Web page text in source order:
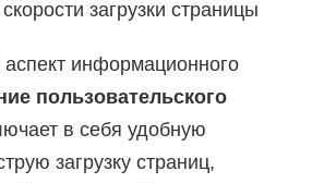
загрузки страницы
информационного
пользовательского
в себя удобную
загрузку страниц,